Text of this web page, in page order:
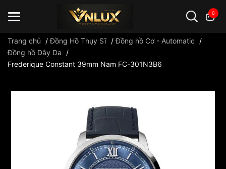
0
Đồng hồ casio đồng hồ G-Shock đồng hồ Orient ...
Trang chủ /Đồng Hồ Thụy Sĩ /Đồng hồ Cơ - Automatic
/
Đồng hồ Dây Da
/
Frederique Constant 39mm Nam FC-301N3B6